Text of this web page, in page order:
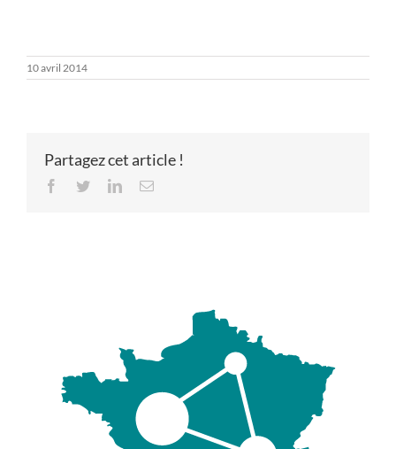
10 avril 2014
Partagez cet article !
Facebook
TwitterLinkedInEmail